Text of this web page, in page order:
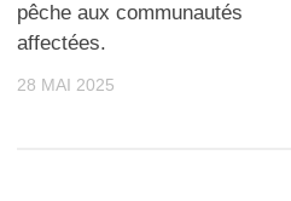
pêche aux communautés
affectées.
28 MAI 2025